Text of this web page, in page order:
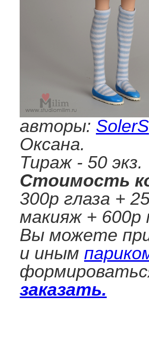
авторы: SolerS
Оксана.
Тираж - 50 экз.
Стоимость
300р глаза +
макияж +
Вы можете
и иным
заказать.